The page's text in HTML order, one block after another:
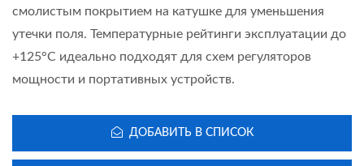
смолистым покрытием на катушке для уменьшения
утечки поля. Температурные рейтинги эксплуатации до
+125°C идеально подходят для схем регуляторов
мощности и портативных устройств.
ДОБАВИТЬ В СПИСОК